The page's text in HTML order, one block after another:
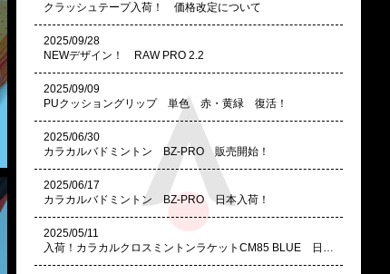
クラッシュテープ入荷！ 価格改定について
2025/09/28
NEWデザイン！ RAW PRO 2.2
2025/09/09
PUクッショングリップ 単色 赤・黄緑 復活！
2025/06/30
カラカルバドミントン BZ-PRO 販売開始！
2025/06/17
カラカルバドミントン BZ-PRO 日本入荷！
2025/05/11
入荷！カラカルクロスミントンラケットCM85 BLUE 日本入荷しました！